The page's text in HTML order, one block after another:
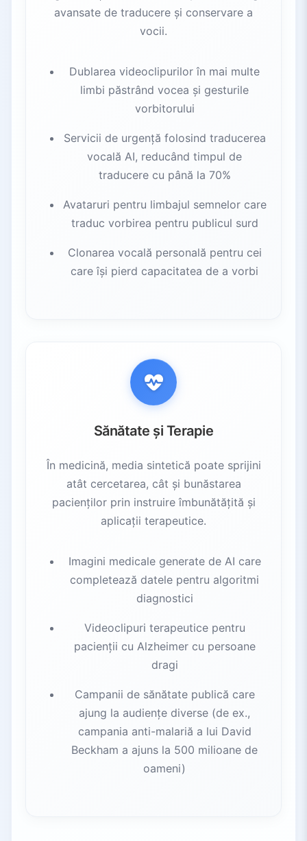
avansate de traducere și conservare a
vocii.
Dublarea videoclipurilor în mai multe
limbi păstrând vocea și gesturile
vorbitorului
Servicii de urgență folosind traducerea
vocală AI, reducând timpul de
traducere cu până la 70%
Avataruri pentru limbajul semnelor care
traduc vorbirea pentru publicul surd
Clonarea vocală personală pentru cei
care își pierd capacitatea de a vorbi
Sănătate și Terapie
În medicină, media sintetică poate sprijini
atât cercetarea, cât și bunăstarea
pacienților prin instruire îmbunătățită și
aplicații terapeutice.
Imagini medicale generate de AI care
completează datele pentru algoritmi
diagnostici
Videoclipuri terapeutice pentru
pacienții cu Alzheimer cu persoane
dragi
Campanii de sănătate publică care
ajung la audiențe diverse (de ex.,
campania anti-malariă a lui David
Beckham a ajuns la 500 milioane de
oameni)